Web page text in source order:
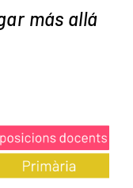
más allá